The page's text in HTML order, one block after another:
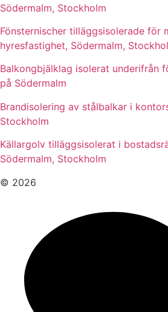
Södermalm, Stockholm
Fönsternischer tilläggsisolerade för
hyresfastighet, Södermalm,
Balkongbjälklag isolerat underifrån
på Södermalm
Brandisolering av stålbalkar i
Stockholm
Källargolv tilläggsisolerat i
Södermalm, Stockholm
© 2026